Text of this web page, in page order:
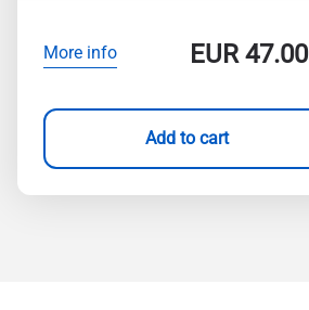
More info EUR47.00
Add to cart